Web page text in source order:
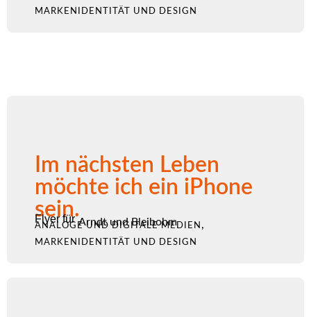
MARKENIDENTITÄT UND DESIGN
Im nächsten Leben
möchte ich ein iPhone
sein.
Flyer für Arndt und Bleibohm
ANALOGE UND DIGITALE MEDIEN ,
MARKENIDENTITÄT UND DESIGN